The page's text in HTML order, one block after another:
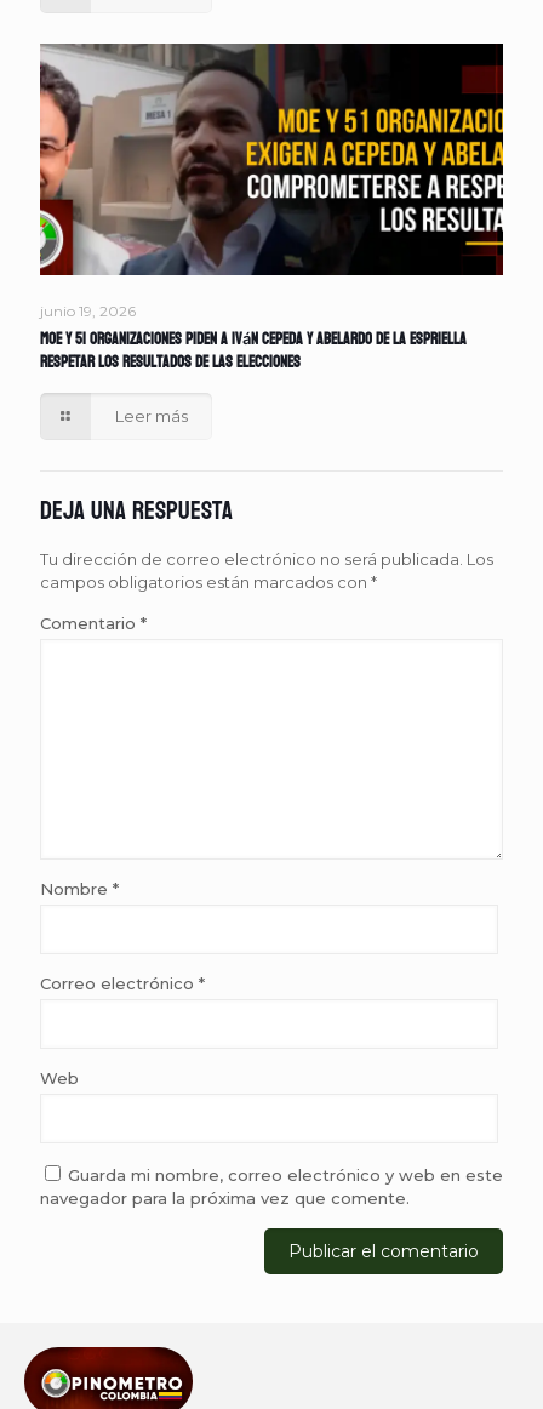
junio 19, 2026
MOE y 51 organizaciones piden a Iván Cepeda y Abelardo de la Espriella
respetar los resultados de las elecciones
Leer más
Deja una respuesta
Tu dirección de correo electrónico no será publicada. Los
campos obligatorios están marcados con *
Comentario *
Nombre *
Correo electrónico *
Web
Guarda mi nombre, correo electrónico y web en este
navegador para la próxima vez que comente.